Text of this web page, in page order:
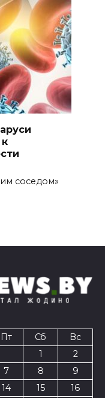
соседом»
Пт Сб
Вс
1
2
7 8
9
14 15
16